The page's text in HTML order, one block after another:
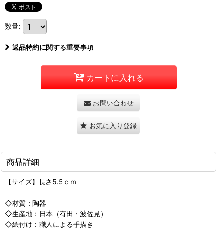
数量:
返品特約に関する重要事項
カートに入れる
お問い合わせ
お気に入り登録
商品詳細
【サイズ】長さ5.5ｃｍ
◇材質：陶器
◇生産地：日本（有田・波佐見）
◇絵付け：職人による手描き